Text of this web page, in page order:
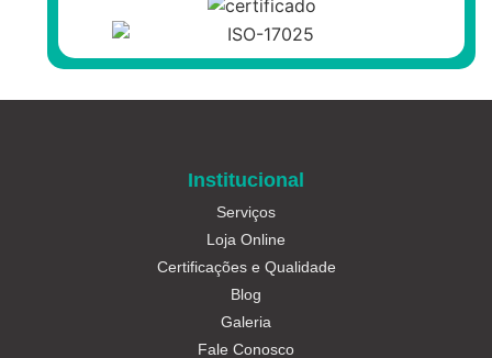
Institucional
Serviços
Loja Online
Certificações e Qualidade
Blog
Galeria
Fale Conosco